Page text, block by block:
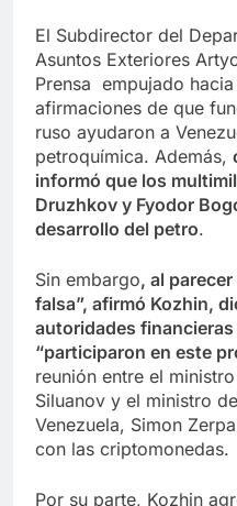
El Subdirector del
Asuntos Exteriores
Prensa empujado
afirmaciones de que
ruso ayudaron a
petroquímica. Además,
informó que los
Druzhkov y Fyodor
desarrollo del petro.
Sin embargo, al
falsa”, afirmó Kozhin,
autoridades
“participaron en este
reunión entre el
Siluanov y el ministro
Venezuela, Simon
con las criptomonedas.
Por su parte, Kozhin